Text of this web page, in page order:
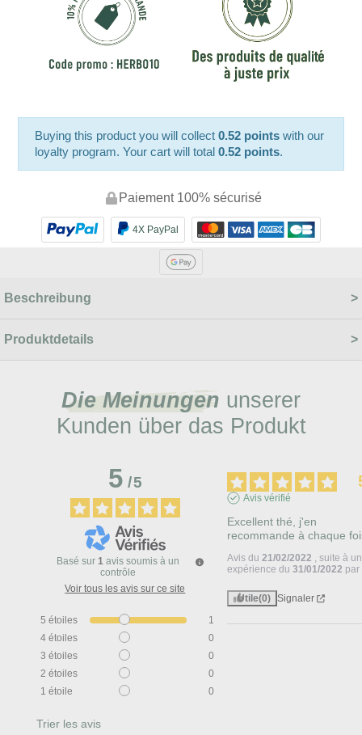
Buying this product you will collect0.52 points with our
loyalty program. Your cart will total0.52 points.
Paiement 100% sécurisé
4X PayPal
Beschreibung
Produktdetails
Die Meinungen unserer
Kunden über das Produkt
5/5
Basé sur 1 avis soumis à un
contrôle
Voir tous les avis sur ce site
5 étoiles
1
4 étoiles
0
3 étoiles
0
2 étoiles
0
1 étoile 0
Trier les avis
Avis vérifié
Excellent thé, j'en
recommande à chaque
Avis du21/02/2022 , suite à
expérience du31/01/2022 par
Utile(0) Signaler